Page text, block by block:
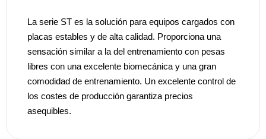
La serie ST es la solución para equipos cargados con
placas estables y de alta calidad. Proporciona una
sensación similar a la del entrenamiento con pesas
libres con una excelente biomecánica y una gran
comodidad de entrenamiento. Un excelente control de
los costes de producción garantiza precios
asequibles.